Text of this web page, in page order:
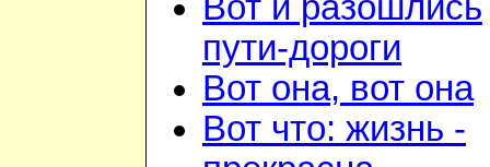
Вот и разошлись
пути-дороги
Вот она, вот она
Вот что: жизнь -